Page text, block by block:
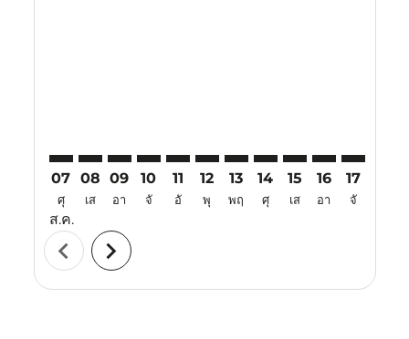
07
ศุ
ส.ค.
08
เส
09
อา
10
จั
11
อั
12
พุ
13
พฤ
14
ศุ
15
เส
16
อา
17
จั
chevron_left chevron_right